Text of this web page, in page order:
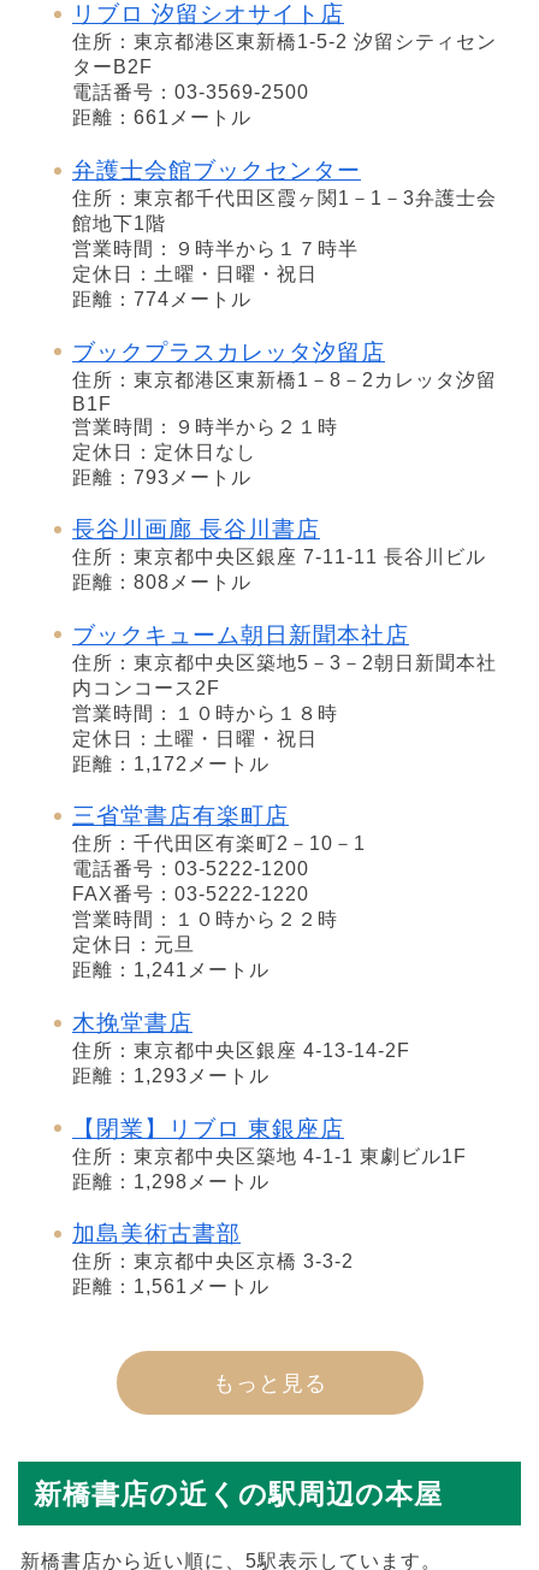
リブロ 汐留シオサイト店
住所：東京都港区東新橋1-5-2 汐留シティセン
ターB2F
電話番号：03-3569-2500
距離：661メートル
弁護士会館ブックセンター
住所：東京都千代田区霞ヶ関1－1－3弁護士会
館地下1階
営業時間：９時半から１７時半
定休日：土曜・日曜・祝日
距離：774メートル
ブックプラスカレッタ汐留店
住所：東京都港区東新橋1－8－2カレッタ汐留
B1F
営業時間：９時半から２１時
定休日：定休日なし
距離：793メートル
長谷川画廊 長谷川書店
住所：東京都中央区銀座 7-11-11 長谷川ビル
距離：808メートル
ブックキューム朝日新聞本社店
住所：東京都中央区築地5－3－2朝日新聞本社
内コンコース2F
営業時間：１０時から１８時
定休日：土曜・日曜・祝日
距離：1,172メートル
三省堂書店有楽町店
住所：千代田区有楽町2－10－1
電話番号：03-5222-1200
FAX番号：03-5222-1220
営業時間：１０時から２２時
定休日：元旦
距離：1,241メートル
木挽堂書店
住所：東京都中央区銀座 4-13-14-2F
距離：1,293メートル
【閉業】リブロ 東銀座店
住所：東京都中央区築地 4-1-1 東劇ビル1F
距離：1,298メートル
加島美術古書部
住所：東京都中央区京橋 3-3-2
距離：1,561メートル
もっと見る
新橋書店の近くの駅周辺の本屋
新橋書店から近い順に、5駅表示しています。